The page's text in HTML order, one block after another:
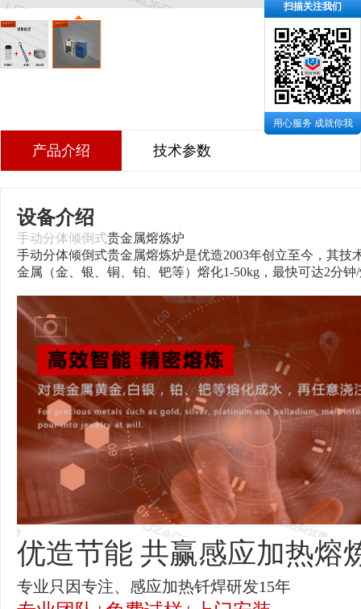
产品介绍 技术参数
设备介绍
手动分体倾倒式贵金属熔炼炉
手动分体倾倒式贵金属熔炼炉是优造2003年创立至今，其技
金属（金、银、铜、铂、钯等）熔化1-50kg，最快可达2分
优造节能 共赢感应加热熔
专业只因专注、感应加热钎焊研发15年
扫描关注我们
用心服务 成就你我